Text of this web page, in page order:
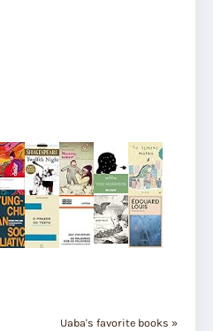
Uaba's favorite books »